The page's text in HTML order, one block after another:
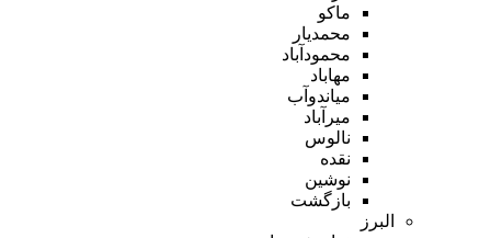
ماکو
محمدیار
محمودآباد
مهاباد
میاندوآب
میرآباد
نالوس
نقده
نوشین
بازگشت
البرز